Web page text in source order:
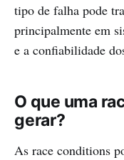
tipo de falha pode
principalmente em
e a confiabilidade
O que uma
gerar?
As race conditions